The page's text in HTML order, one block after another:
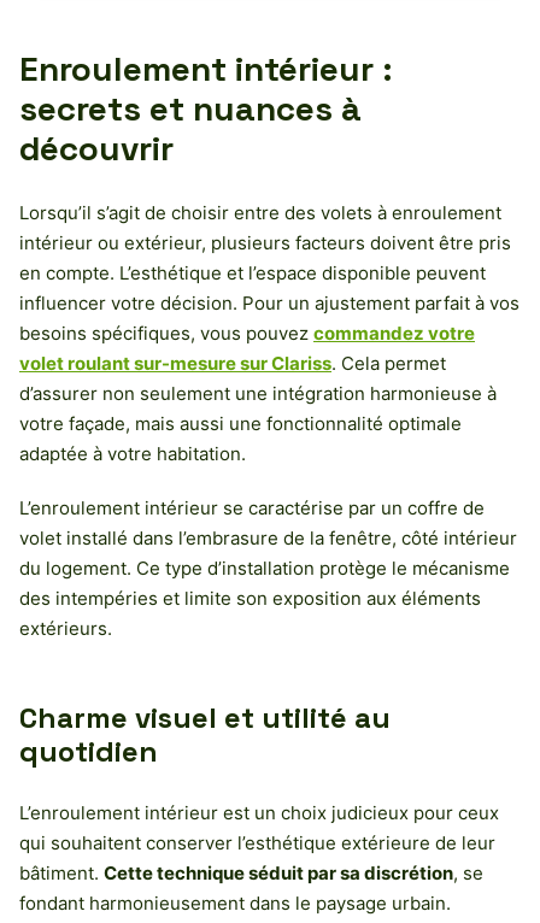
Enroulement intérieur :
secrets et nuances à
découvrir
Lorsqu’il s’agit de choisir entre des volets à enroulement
intérieur ou extérieur, plusieurs facteurs doivent être pris
en compte. L’esthétique et l’espace disponible peuvent
influencer votre décision. Pour un ajustement parfait à vos
besoins spécifiques, vous pouvez commandez votre
volet roulant sur-mesure sur Clariss. Cela permet
d’assurer non seulement une intégration harmonieuse à
votre façade, mais aussi une fonctionnalité optimale
adaptée à votre habitation.
L’enroulement intérieur se caractérise par un coffre de
volet installé dans l’embrasure de la fenêtre, côté intérieur
du logement. Ce type d’installation protège le mécanisme
des intempéries et limite son exposition aux éléments
extérieurs.
Charme visuel et utilité au
quotidien
L’enroulement intérieur est un choix judicieux pour ceux
qui souhaitent conserver l’esthétique extérieure de leur
bâtiment. Cette technique séduit par sa discrétion, se
fondant harmonieusement dans le paysage urbain.